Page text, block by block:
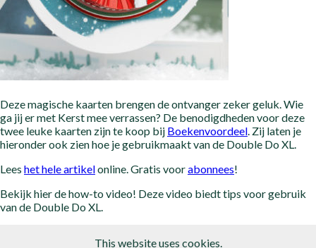
Deze magische kaarten brengen de ontvanger zeker geluk. Wie
ga jij er met Kerst mee verrassen? De benodigdheden voor deze
twee leuke kaarten zijn te koop bij Boekenvoordeel. Zij laten je
hieronder ook zien hoe je gebruikmaakt van de Double Do XL.
Lees het hele artikelonline. Gratis voorabonnees!
Bekijk hier de how-to video! Deze video biedt tips voor gebruik
van de Double Do XL.
This website uses cookies.